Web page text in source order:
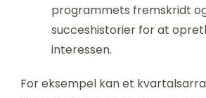
programmets fremskridt
succeshistorier for at
interessen.
For eksempel kan et